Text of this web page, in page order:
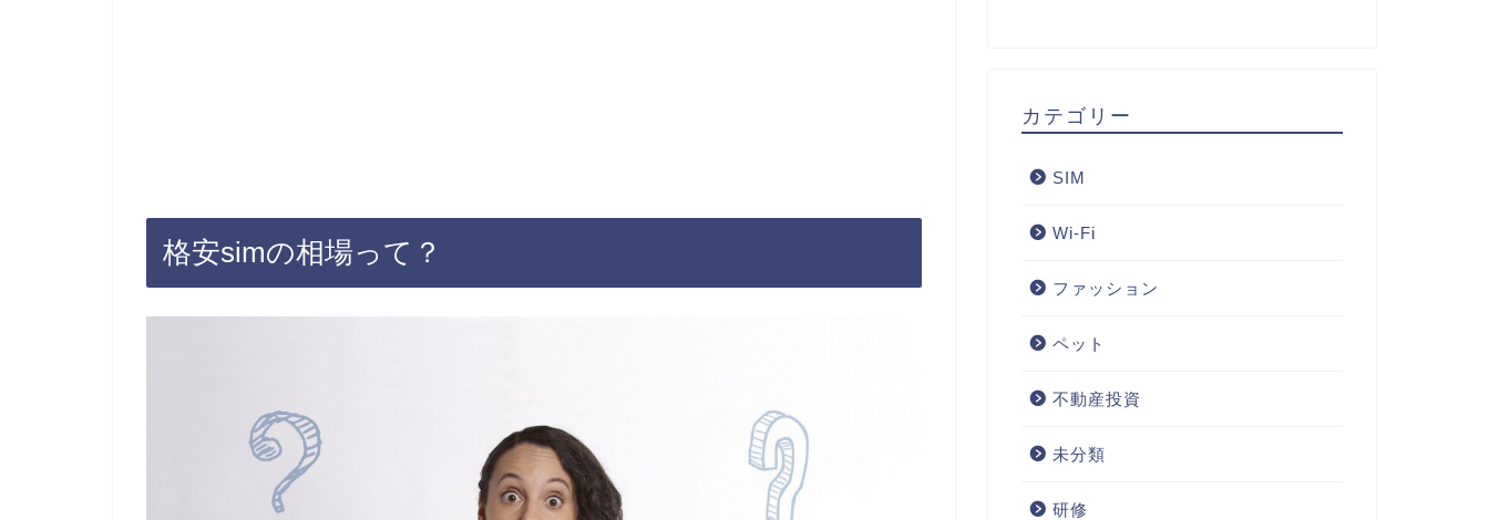
格安simの相場って？
カテゴリー
SIM
Wi-Fi
ファッション
ペット
不動産投資
未分類
研修